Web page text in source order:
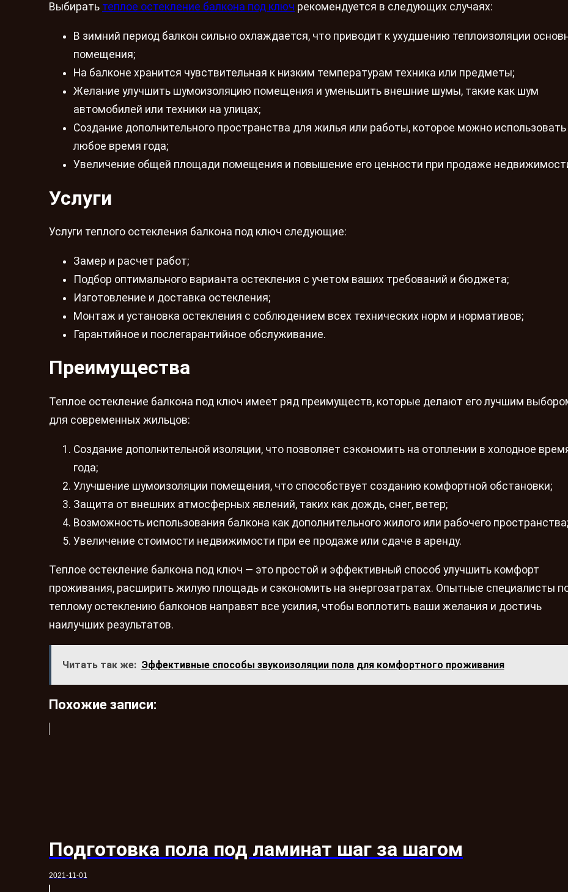
Выбирать теплое остекление балкона под ключ рекомендуется в следующих случаях:
В зимний период балкон сильно охлаждается, что приводит к ухудшению теплоизоляции
помещения;
На балконе хранится чувствительная к низким температурам техника или предметы;
Желание улучшить шумоизоляцию помещения и уменьшить внешние шумы, такие как шум
автомобилей или техники на улицах;
Создание дополнительного пространства для жилья или работы, которое можно использовать
любое время года;
Увеличение общей площади помещения и повышение его ценности при продаже
Услуги
Услуги теплого остекления балкона под ключ следующие:
Замер и расчет работ;
Подбор оптимального варианта остекления с учетом ваших требований и бюджета;
Изготовление и доставка остекления;
Монтаж и установка остекления с соблюдением всех технических норм и нормативов;
Гарантийное и послегарантийное обслуживание.
Преимущества
Теплое остекление балкона под ключ имеет ряд преимуществ, которые делают его лучшим
для современных жильцов:
Создание дополнительной изоляции, что позволяет сэкономить на отоплении в холодное
года;
Улучшение шумоизоляции помещения, что способствует созданию комфортной обстановки;
Защита от внешних атмосферных явлений, таких как дождь, снег, ветер;
Возможность использования балкона как дополнительного жилого или рабочего пространства;
Увеличение стоимости недвижимости при ее продаже или сдаче в аренду.
Теплое остекление балкона под ключ — это простой и эффективный способ улучшить комфорт
проживания, расширить жилую площадь и сэкономить на энергозатратах. Опытные специалисты
теплому остеклению балконов направят все усилия, чтобы воплотить ваши желания и достичь
наилучших результатов.
Читать так же: Эффективные способы звукоизоляции пола для комфортного проживания
Похожие записи:
Подготовка пола под ламинат шаг за шагом
2021-11-01